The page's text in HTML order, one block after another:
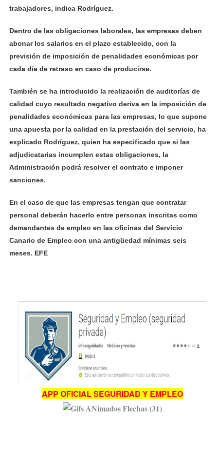
trabajadores, indica Rodríguez.
Dentro de las obligaciones laborales, las empresas deben
abonar los salarios en el plazo establecido, con la
previsión de imposición de penalidades económicas por
cada día de retraso en caso de producirse.
También se ha introducido la realización de auditorías de
calidad cuyo resultado negativo deriva en la imposición de
penalidades económicas para las empresas, lo que supone
una apuesta por la calidad en la prestación del servicio, ha
explicado Rodríguez, quien ha especificado que si las
adjudicatarias incumplen estas obligaciones, la
Administración podrá resolver el contrato e imponer
sanciones.
En el caso de que las empresas tengan que contratar
personal deberán hacerlo entre personas inscritas como
demandantes de empleo en las oficinas del Servicio
Canario de Empleo con una antigüedad mínimas seis
meses. EFE
APP OFICIAL SEGURIDAD Y EMPLEO